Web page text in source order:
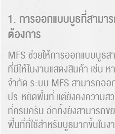
1. การออกแบบบูธที่สามา
ต้องการ
MFS ช่วยให้การออกแบบบูธ
ที่มีให้ในงานแสดงสินค้า เช่น
จำกัด ระบบ MFS สามารถออ
ประหยัดพื้นที่ แต่ยังคงความส
ที่ครบครัน อีกทั้งยังสามารถข
พื้นที่ที่ใช้สำหรับบูธมากขึ้นในง